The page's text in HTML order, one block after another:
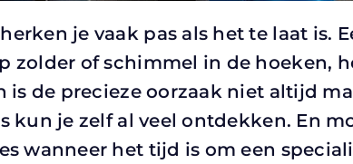
je vaak pas als het te laat is.
zolder of schimmel in de hoeken,
is de precieze oorzaak niet altijd
kun je zelf al veel ontdekken. En
wanneer het tijd is om een